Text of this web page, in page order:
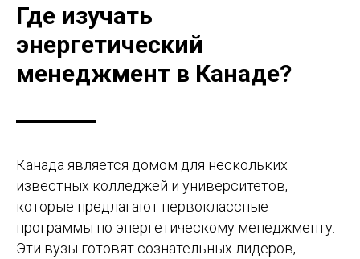
Где изучать
энергетический
менеджмент в Канаде?
Канада является домом для нескольких
известных колледжей и университетов,
которые предлагают первоклассные
программы по энергетическому менеджменту.
Эти вузы готовят сознательных лидеров,